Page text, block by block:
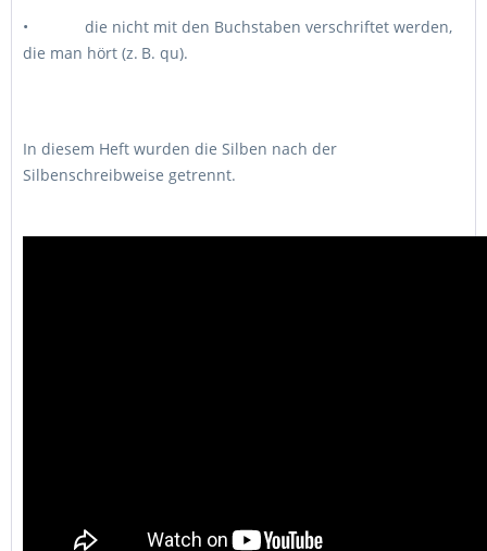
• die nicht mit den Buchstaben verschriftet werden,
die man hört (z. B. qu).
In diesem Heft wurden die Silben nach der
Silbenschreibweise getrennt.